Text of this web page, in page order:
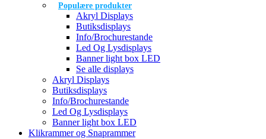
Populære produkter
Akryl Displays
Butiksdisplays
Info/Brochurestande
Led Og Lysdisplays
Banner light box LED
Se alle displays
Akryl Displays
Butiksdisplays
Info/Brochurestande
Led Og Lysdisplays
Banner light box LED
Klikrammer og Snaprammer